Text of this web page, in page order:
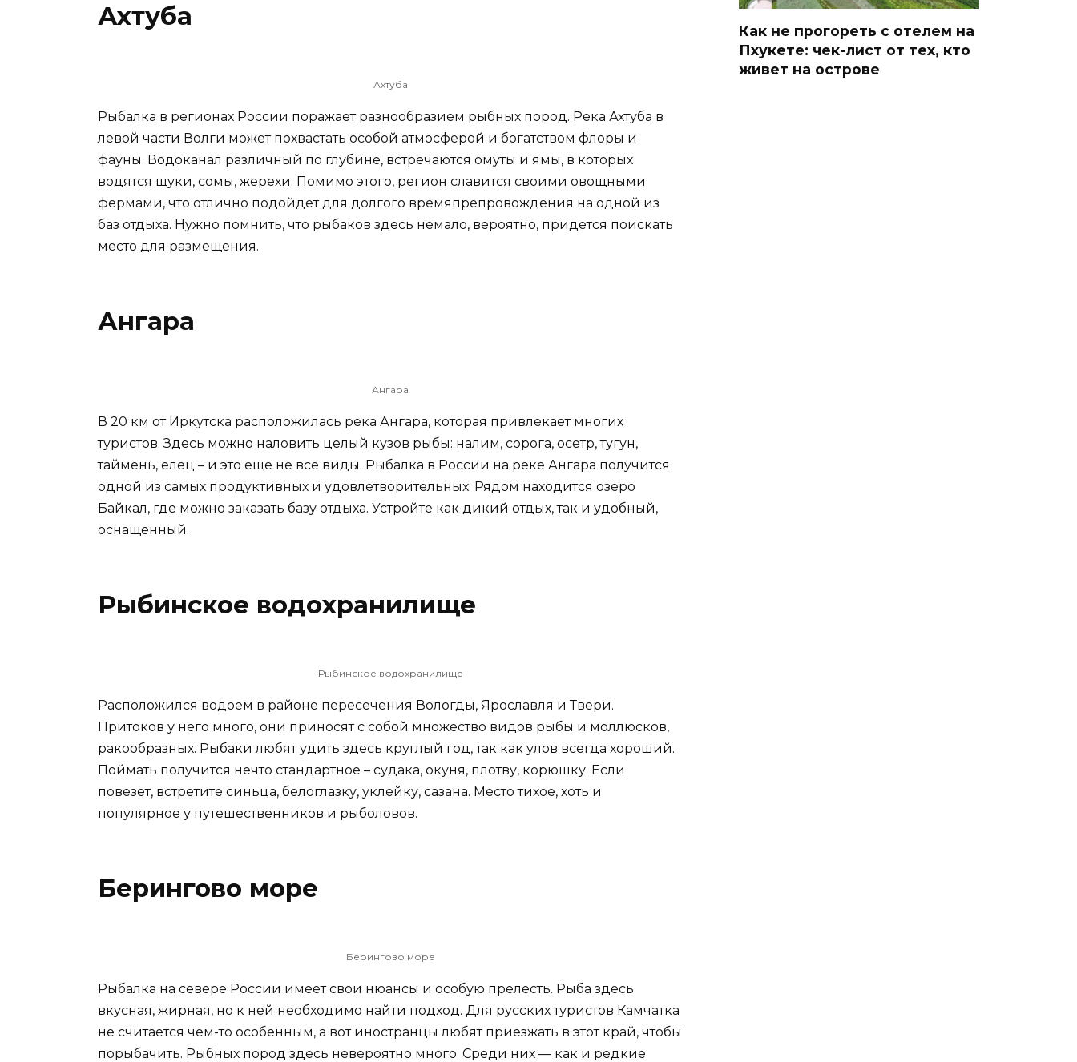
Ахтуба
Ахтуба
Рыбалка в регионах России поражает разнообразием рыбных пород. Река Ахтуба в
левой части Волги может похвастать особой атмосферой и богатством флоры и
фауны. Водоканал различный по глубине, встречаются омуты и ямы, в которых
водятся щуки, сомы, жерехи. Помимо этого, регион славится своими овощными
фермами, что отлично подойдет для долгого времяпрепровождения на одной из
баз отдыха. Нужно помнить, что рыбаков здесь немало, вероятно, придется поискать
место для размещения.
Ангара
Ангара
В 20 км от Иркутска расположилась река Ангара, которая привлекает многих
туристов. Здесь можно наловить целый кузов рыбы: налим, сорога, осетр, тугун,
таймень, елец – и это еще не все виды. Рыбалка в России на реке Ангара получится
одной из самых продуктивных и удовлетворительных. Рядом находится озеро
Байкал, где можно заказать базу отдыха. Устройте как дикий отдых, так и удобный,
оснащенный.
Рыбинское водохранилище
Рыбинское водохранилище
Расположился водоем в районе пересечения Вологды, Ярославля и Твери.
Притоков у него много, они приносят с собой множество видов рыбы и моллюсков,
ракообразных. Рыбаки любят удить здесь круглый год, так как улов всегда хороший.
Поймать получится нечто стандартное – судака, окуня, плотву, корюшку. Если
повезет, встретите синьца, белоглазку, уклейку, сазана. Место тихое, хоть и
популярное у путешественников и рыболовов.
Берингово море
Берингово море
Рыбалка на севере России имеет свои нюансы и особую прелесть. Рыба здесь
вкусная, жирная, но к ней необходимо найти подход. Для русских туристов Камчатка
не считается чем-то особенным, а вот иностранцы любят приезжать в этот край, чтобы
порыбачить. Рыбных пород здесь невероятно много. Среди них — как и редкие
Как не прогореть с отелем на
Пхукете: чек-лист от тех, кто
живет на острове